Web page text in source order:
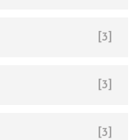
[3]
[3]
[3]